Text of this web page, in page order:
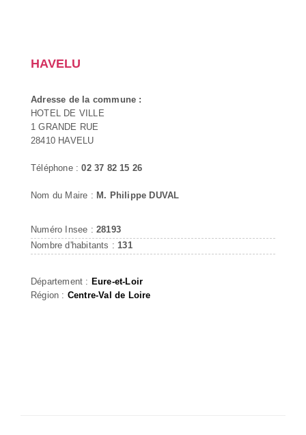
HAVELU
Adresse de la commune :
HOTEL DE VILLE
1 GRANDE RUE
28410 HAVELU
Téléphone :02 37 82 15 26
Nom du Maire : M. Philippe DUVAL
Numéro Insee : 28193
Nombre d'habitants : 131
Département : Eure-et-Loir
Région : Centre-Val de Loire